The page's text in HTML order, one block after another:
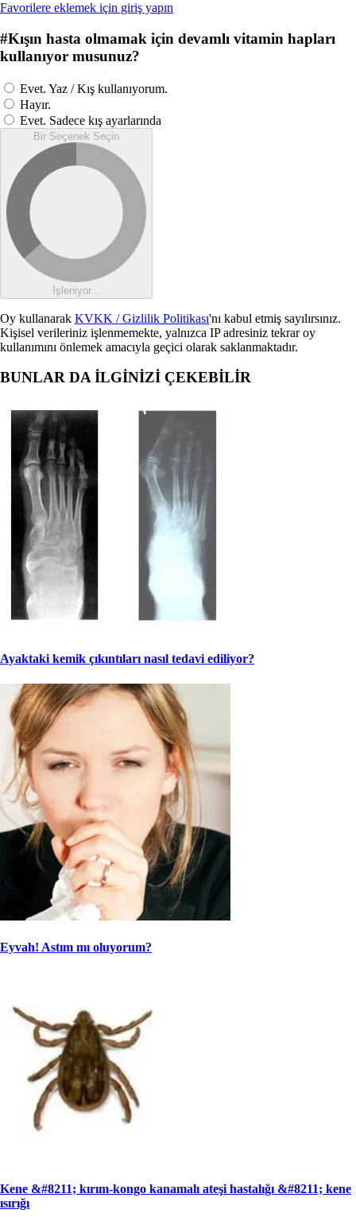
Favorilere eklemek için giriş yapın
#Kışın hasta olmamak için devamlı vitamin hapları
kullanıyor musunuz?
Evet. Yaz / Kış kullanıyorum.
Hayır.
Evet. Sadece kış ayarlarında
Bir Seçenek Seçin
İşleniyor...
Oy kullanarak KVKK / Gizlilik Politikası'nı kabul etmiş sayılırsınız.
Kişisel verileriniz işlenmemekte, yalnızca IP adresiniz tekrar oy
kullanımını önlemek amacıyla geçici olarak saklanmaktadır.
BUNLAR DA İLGİNİZİ ÇEKEBİLİR
Ayaktaki kemik çıkıntıları nasıl tedavi ediliyor?
Eyvah! Astım mı oluyorum?
Kene &#8211; kırım-kongo kanamalı ateşi hastalığı &#8211; kene
ısırığı